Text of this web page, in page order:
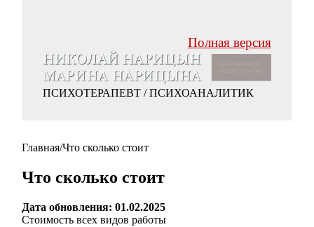
Полная версия
ПСИХОТЕРАПЕВТ / ПСИХОАНАЛИТИК
Главная/Что сколько стоит
Что сколько стоит
Дата обновления: 01.02.2025
Стоимость всех видов работы